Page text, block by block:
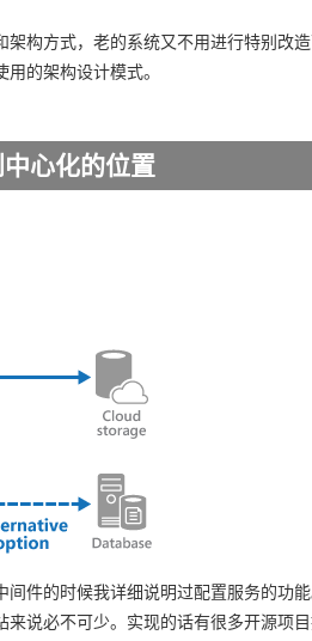
构方式，老的系统又不用进行特别改
的架构设计模式。
心化的位置
件的时候我详细说明过配置服务的功
说必不可少。实现的话有很多开源项